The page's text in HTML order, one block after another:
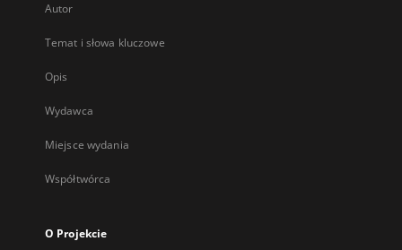
Autor
Temat i słowa kluczowe
Opis
Wydawca
Miejsce wydania
Współtwórca
O Projekcie